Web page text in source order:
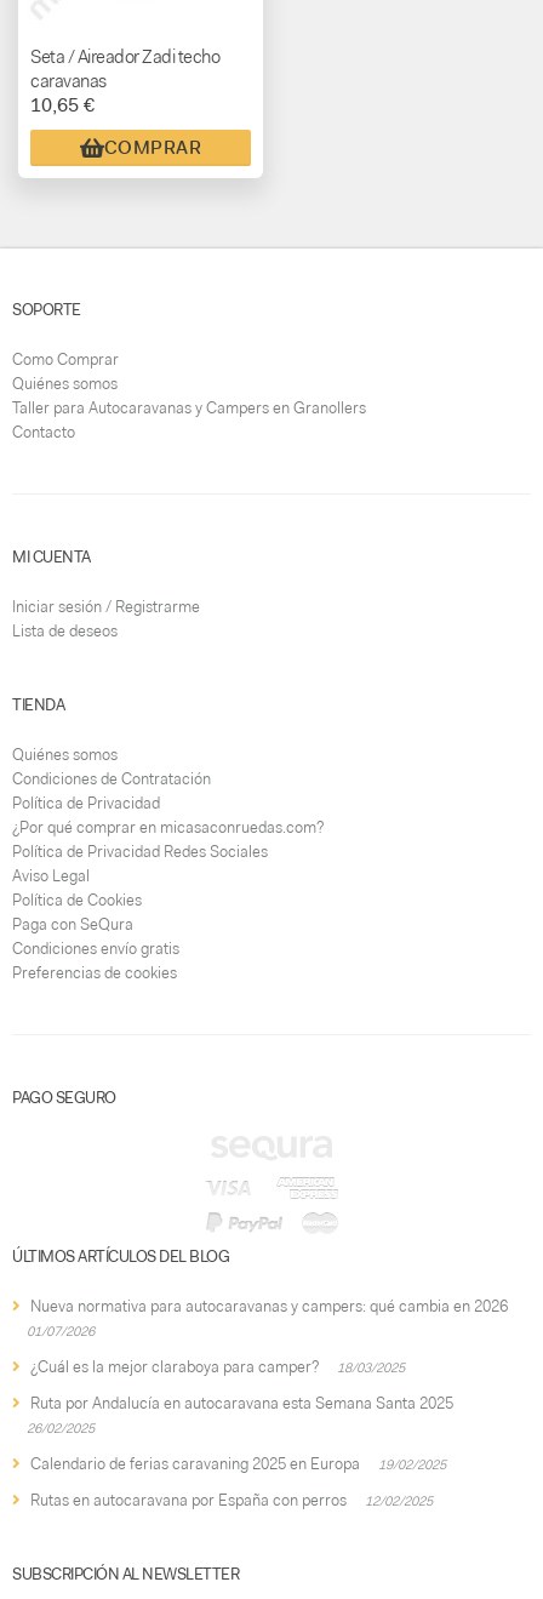
Seta / Aireador Zadi techo
caravanas
10,65 €
COMPRAR
SOPORTE
Como Comprar
Quiénes somos
Taller para Autocaravanas y Campers en Granollers
Contacto
MI CUENTA
Iniciar sesión / Registrarme
Lista de deseos
TIENDA
Quiénes somos
Condiciones de Contratación
Política de Privacidad
¿Por qué comprar en micasaconruedas.com?
Política de Privacidad Redes Sociales
Aviso Legal
Política de Cookies
Paga con SeQura
Condiciones envío gratis
Preferencias de cookies
PAGO SEGURO
ÚLTIMOS ARTÍCULOS DEL BLOG
Nueva normativa para autocaravanas y campers: qué cambia en 2026
01/07/2026
¿Cuál es la mejor claraboya para camper? 18/03/2025
Ruta por Andalucía en autocaravana esta Semana Santa 2025
26/02/2025
Calendario de ferias caravaning 2025 en Europa 19/02/2025
Rutas en autocaravana por España con perros 12/02/2025
SUBSCRIPCIÓN AL NEWSLETTER